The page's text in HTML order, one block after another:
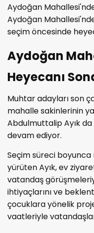
Aydoğan
Aydoğan
seçim öncesinde
Aydoğan
Heyecanı
Muhtar adayları son
mahalle sakinlerinin
Abdulmuttalip Ayık da
devam ediyor.
Seçim süreci
yürüten Ayık, ev
vatandaş
ihtiyaçlarını ve
çocuklara yönelik
vaatleriyle